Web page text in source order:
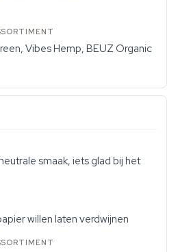
Vibes Hemp, BEUZ Organic
smaak, iets glad bij het
willen laten verdwijnen